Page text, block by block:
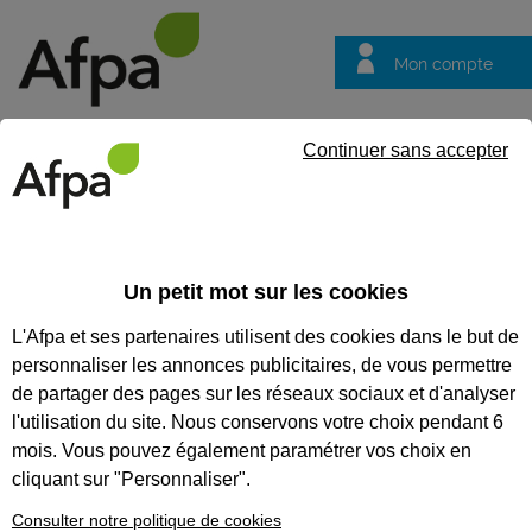
Mon compte
questions
Former vos collaborateurs en
intra et inter entreprise
Mettez-vous ou
restez en
conformité
réglementaire
Un petit mot sur les cookies
L'Afpa et ses partenaires utilisent des cookies dans le but de
personnaliser les annonces publicitaires, de vous permettre
de partager des pages sur les réseaux sociaux et d'analyser
l'utilisation du site. Nous conservons votre choix pendant 6
mois. Vous pouvez également paramétrer vos choix en
cliquant sur "Personnaliser".
Consulter notre politique de cookies
Continuer sans accepter